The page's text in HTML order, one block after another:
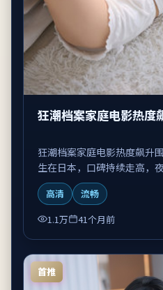
狂潮档案家庭电影热度
狂潮档案家庭电影热度飙升
生在日本，口碑持续走高，
高清
流畅
1.1万
41个月前
首推